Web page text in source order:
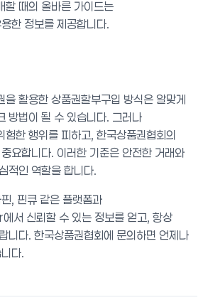
할 때의 올바른 가이드는
한 정보를 제공합니다.
을 활용한 상품권할부구입 방식은 알맞게
방법이 될 수 있습니다. 그러나
험한 행위를 피하고, 한국상품권협회의
요합니다. 이러한 기준은 안전한 거래와
적인 역할을 합니다.
, 핀큐 같은 플랫폼과
신뢰할 수 있는 정보를 얻고, 항상
니다. 한국상품권협회에 문의하면 언제나
다.